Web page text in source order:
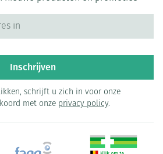
Inschrijven
schrijft u zich in voor onze
met onze privacy policy.